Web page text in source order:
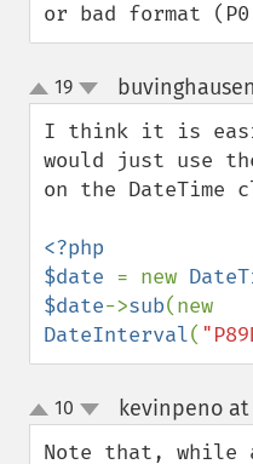
or bad format
up
down
19
I think it is
would just use
on the DateTime
<?php
$date = new
$date->sub
DateInterval(
up
down
10 kevinpeno
Note that, while